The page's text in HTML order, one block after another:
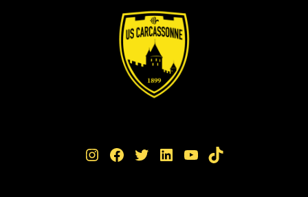
Instagram Facebook Twitter LinkedIn YouTube TikTok